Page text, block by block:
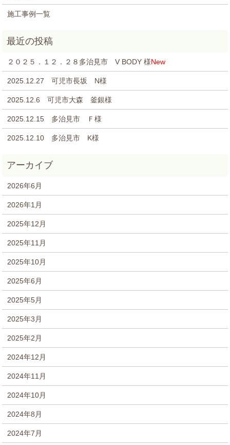
施工事例一覧
２０２５．１２．２８多治見市 V BODY 様New
2025.12.27 可児市長坂 N様
2025.12.6 可児市大森 釜銀様
2025.12.15 多治見市 Ｆ様
2025.12.10 多治見市 K様
2026年6月
2026年1月
2025年12月
2025年11月
2025年10月
2025年6月
2025年5月
2025年3月
2025年2月
2024年12月
2024年11月
2024年10月
2024年8月
2024年7月